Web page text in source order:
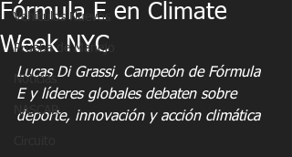
Vehículos Nuevos
Prueba de Manejo
Noticias
NASCAR
Fórmula E en Climate
Week NYC
Lucas Di Grassi, Campeón de Fórmula
E y líderes globales debaten sobre
deporte, innovación y acción climática